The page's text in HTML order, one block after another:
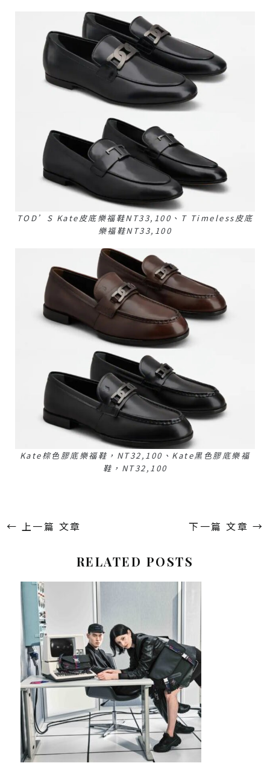
TOD’S Kate皮底樂福鞋NT33,100、T Timeless皮底
樂福鞋NT33,100
Kate棕色膠底樂福鞋，NT32,100、Kate黑色膠底樂福
鞋，NT32,100
← 上一篇 文章 下一篇 文章 →
RELATED POSTS